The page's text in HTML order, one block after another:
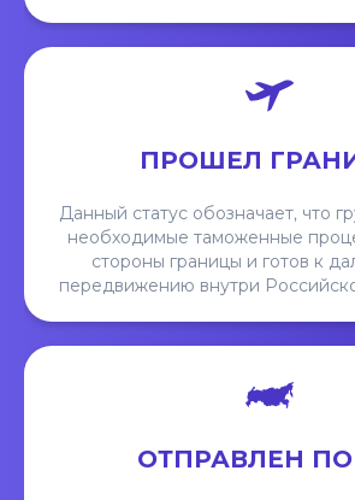
ПРОШЕЛ
Данный статус обозначает, что
необходимые таможенные
стороны границы и готов к
передвижению внутри
ОТПРАВЛЕН